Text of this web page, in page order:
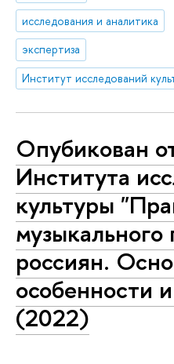
исследования и аналитика
экспертиза
Институт исследований
Опубикован
Института
культуры
музыкального
россиян.
особенности
(2022)